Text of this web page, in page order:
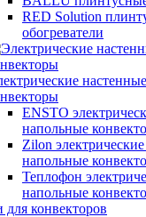
RED Solution
обогреватели
ENSTO
напольные
Zilon
напольные
Теплофон
напольные
для конвекторов